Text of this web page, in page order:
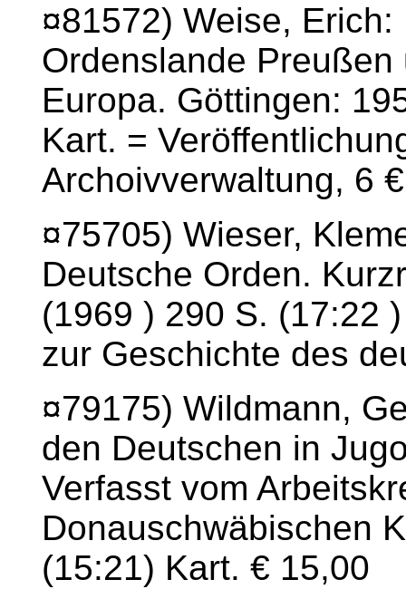
¤81572) Weise,
Ordenslande
Europa. Göttingen:
Kart. =
Archoivverwaltung, 6
¤75705) Wieser,
Deutsche Orden.
(1969 ) 290 S. (17:22
zur Geschichte des
¤79175) Wildmann,
den Deutschen in
Verfasst vom
Donauschwäbischen
(15:21) Kart. € 15,00